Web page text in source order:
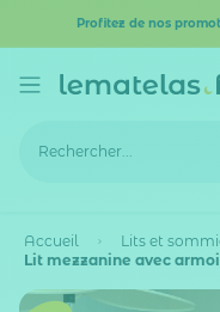
Profitez de nos
Accueil Lits et
Lit mezzanine avec